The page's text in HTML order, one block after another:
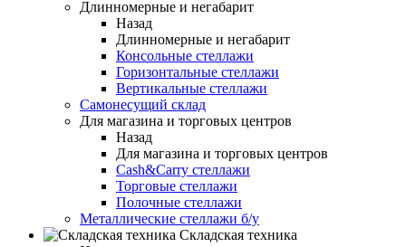
Длинномерные и негабарит
Назад
Длинномерные и негабарит
Консольные стеллажи
Горизонтальные стеллажи
Вертикальные стеллажи
Самонесущий склад
Для магазина и торговых центров
Назад
Для магазина и торговых центров
Cash&Carry стеллажи
Торговые стеллажи
Полочные стеллажи
Металлические стеллажи б/у
Складская техника